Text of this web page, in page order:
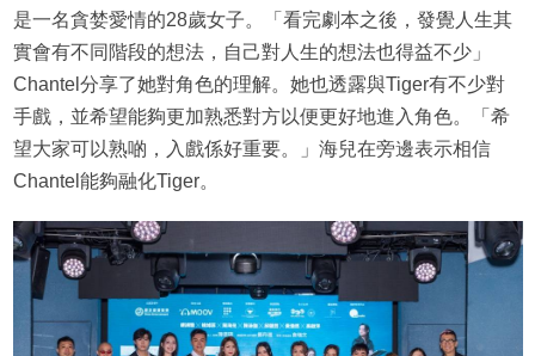
是一名貪婪愛情的28歲女子。「看完劇本之後，發覺人生其
實會有不同階段的想法，自己對人生的想法也得益不少」
Chantel分享了她對角色的理解。她也透露與Tiger有不少對
手戲，並希望能夠更加熟悉對方以便更好地進入角色。「希
望大家可以熟啲，入戲係好重要。」海兒在旁邊表示相信
Chantel能夠融化Tiger。